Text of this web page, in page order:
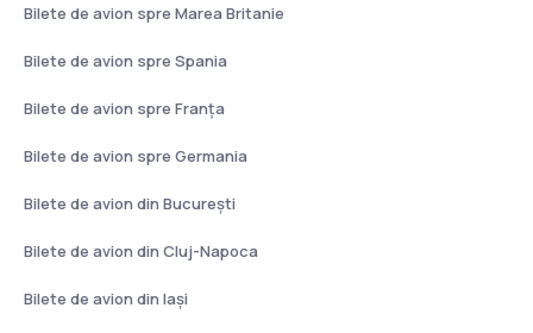
Bilete de avion spre Marea Britanie
Bilete de avion spre Spania
Bilete de avion spre Franţa
Bilete de avion spre Germania
Bilete de avion din București
Bilete de avion din Cluj-Napoca
Bilete de avion din Iași